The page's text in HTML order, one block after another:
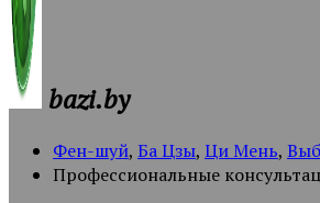
bazi.by
Фен-шуй, Ба Цзы, Ци Мень,
Профессиональные